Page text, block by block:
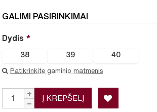
GALIMI PASIRINKIMAI
Dydis
38 39 40
Patikrinkite gaminio matmenis
Į KREPŠELĮ